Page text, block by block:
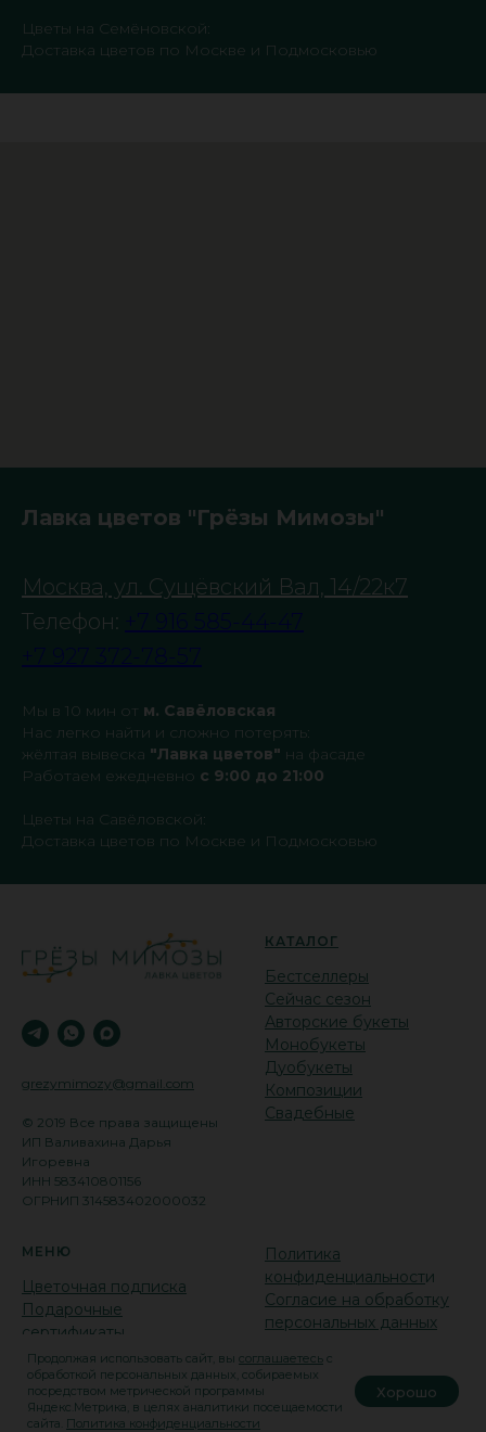
Цветы на Семёновской:
Доставка цветов по Москве и Подмосковью
Лавка цветов "Грёзы Мимозы"
Москва, ул. Сущёвский Вал, 14/22к7
Телефон:
Мы в 10 мин от м. Савёловская
Нас легко найти и сложно потерять:
жёлтая вывеска "Лавка цветов" на фасаде
Работаем ежедневно с 9:00 до 21:00
Цветы на Савёловской:
Доставка цветов по Москве и Подмосковью
Продолжая использовать сайт, вы соглашаетесь с
обработкой персональных данных, собираемых
посредством метрической программы
Яндекс.Метрика, в целях аналитики посещаемости
сайта. Политика конфиденциальности
Хорошо
grezymimozy@gmail.com
© 2019 Все права защищены
ИП Валивахина Дарья
Игоревна
ИНН 583410801156
ОГРНИП 314583402000032
КАТАЛОГ
Бестселлеры
Сейчас сезон
Авторские букеты
Монобукеты
Дуобукеты
Композиции
Свадебные
МЕНЮ
Цветочная подписка
Подарочные
сертификаты
Отзывы о нас
Политика
конфиденциальности
Согласие на обработку
персональных данных